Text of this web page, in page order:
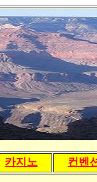
카지노 컨벤